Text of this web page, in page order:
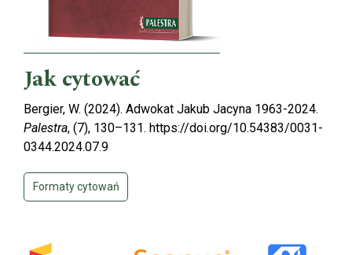
Jak cytować
Bergier, W. (2024). Adwokat Jakub Jacyna 1963-2024.
Palestra, (7), 130–131. https://doi.org/10.54383/0031-
0344.2024.07.9
Formaty cytowań